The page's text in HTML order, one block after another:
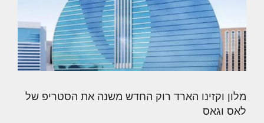
מלון וקזינו הארד רוק החדש משנה את הסטריפ של
לאס וגאס